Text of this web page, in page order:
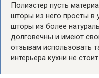
Полиэстер пусть
шторы из него просты в
шторы из более
долговечны и имеют
отзывам использовать
интерьера кухни не стоит.